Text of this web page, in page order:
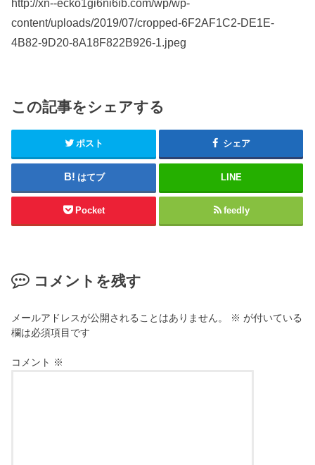
http://xn--ecko1gi6ni6ib.com/wp/wp-
content/uploads/2019/07/cropped-6F2AF1C2-DE1E-
4B82-9D20-8A18F822B926-1.jpeg
この記事をシェアする
ポスト シェア
はてブ LINE
Pocket feedly
コメントを残す
メールアドレスが公開されることはありません。 ※ が付いている
欄は必須項目です
コメント ※